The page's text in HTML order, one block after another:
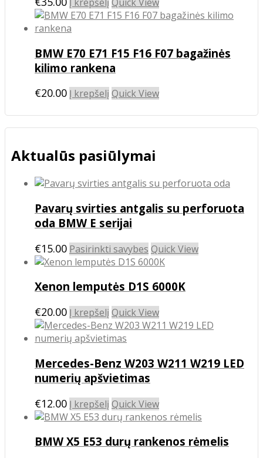
BMW E70 E71 F15 F16 F07 bagažinės
kilimo rankena
€20.00 Į krepšelį Quick View
Aktualūs pasiūlymai
Pavarų svirties antgalis su perforuota
oda BMW E serijai
€15.00 Pasirinkti savybes This
product
multiple
The
options
chosen
product
page
Quick View
Xenon lemputės D1S 6000K
€20.00 Į krepšelį Quick View
Mercedes-Benz W203 W211 W219 LED
numerių apšvietimas
€12.00 Į krepšelį Quick View
BMW X5 E53 durų rankenos rėmelis